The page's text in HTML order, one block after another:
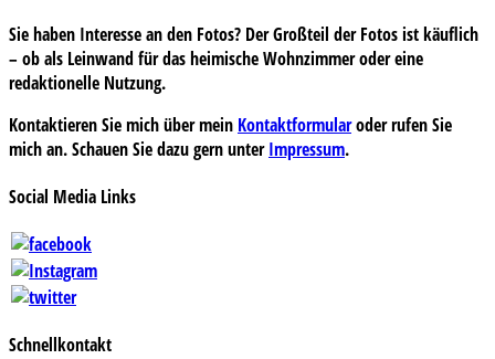
Sie haben Interesse an den Fotos? Der Großteil der Fotos ist käuflich
– ob als Leinwand für das heimische Wohnzimmer oder eine
redaktionelle Nutzung.
Kontaktieren Sie mich über mein Kontaktformularoder rufen Sie
mich an. Schauen Sie dazu gern unterImpressum.
Social Media Links
Schnellkontakt